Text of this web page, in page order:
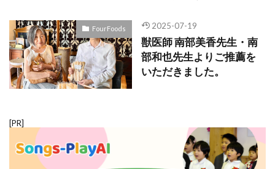
FourFoods 2025-07-19
獣医師 南部美香先生・南
部和也先生よりご推薦を
いただきました。
[PR]